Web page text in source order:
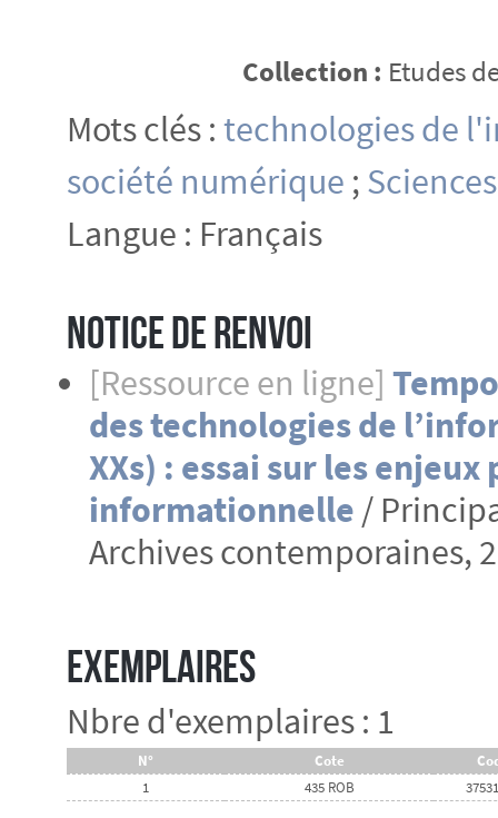
Collection : Etudes
Mots clés : technologies de
société numérique ;
Langue : Français
Notice de renvoi
[Ressource en ligne]
des technologies de
XXs) : essai sur les
informationnelle /
Archives contemporaines,
Exemplaires
Nbre d'exemplaires : 1
N° Cote
1
435 ROB